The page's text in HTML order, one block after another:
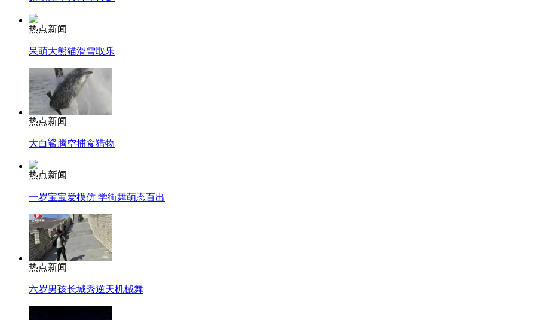
热点新闻
呆萌大熊猫滑雪取乐
热点新闻
大白鲨腾空捕食猎物
热点新闻
一岁宝宝爱模仿 学街舞萌态百出
热点新闻
六岁男孩长城秀逆天机械舞